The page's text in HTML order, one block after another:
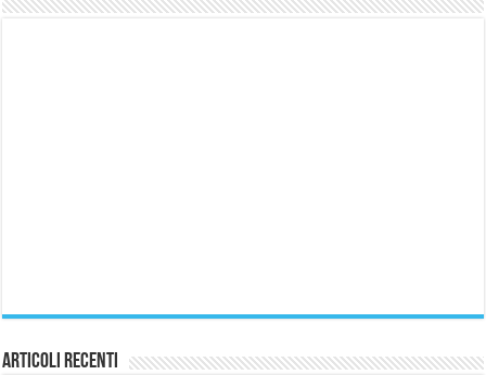
Articoli Recenti